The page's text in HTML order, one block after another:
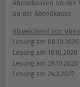
Abendkassen an den
an der Abendkasse
Abweichend von
Lesung am 08.10.2026
Lesung am 16.10.2026
Lesung am 29.10.2026
Lesung am 24.3.2027